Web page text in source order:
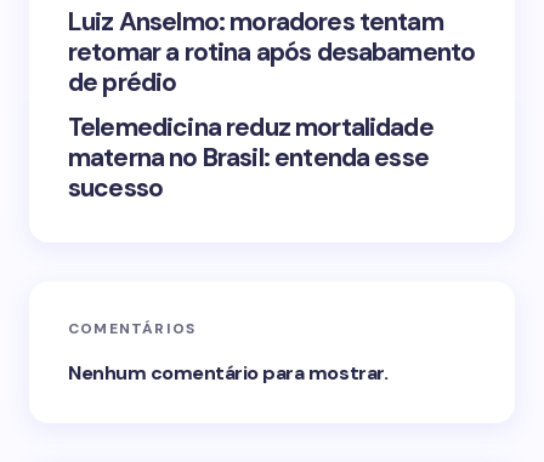
Luiz Anselmo: moradores tentam
retomar a rotina após desabamento
de prédio
Telemedicina reduz mortalidade
materna no Brasil: entenda esse
sucesso
COMENTÁRIOS
Nenhum comentário para mostrar.